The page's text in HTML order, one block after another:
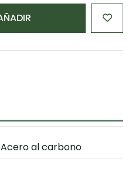
Acero al carbono